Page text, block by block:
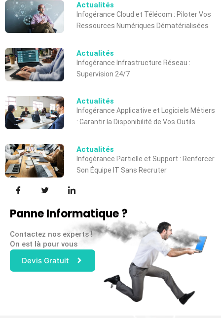
Actualités
Infogérance Cloud et Télécom : Piloter Vos
Ressources Numériques Dématérialisées
Actualités
Infogérance Infrastructure Réseau :
Supervision 24/7
Actualités
Infogérance Applicative et Logiciels Métiers
: Garantir la Disponibilité de Vos Outils
Actualités
Infogérance Partielle et Support : Renforcer
Son Équipe IT Sans Recruter
Panne Informatique ?
Contactez nos experts !
On est là pour vous
Devis Gratuit